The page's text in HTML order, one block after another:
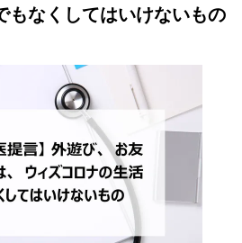
もなくしてはいけないもの